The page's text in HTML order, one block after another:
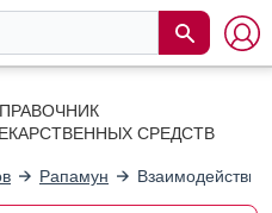
СРЕДСТВ
Рапамун